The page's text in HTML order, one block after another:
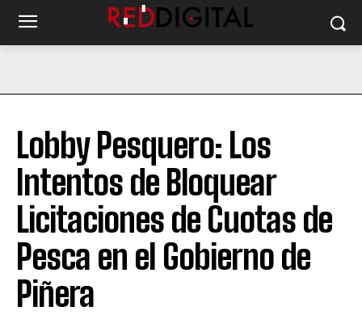
Lobby Pesquero: Los
Intentos de Bloquear
Licitaciones de Cuotas de
Pesca en el Gobierno de
Piñera